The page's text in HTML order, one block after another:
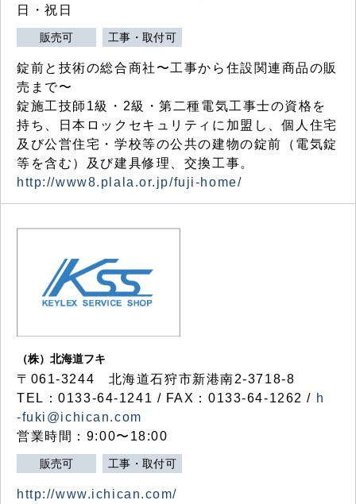
日・祝日
販売可 工事・取付可
錠前と技術の総合商社〜工事から住設関連商品の販
売まで〜
錠施工技師1級・2級・第二種電気工事士の資格を
持ち、日本ロックセキュリティに加盟し、個人住宅
及び公営住宅・学校等の公共の建物の錠前（電気錠
等を含む）及び建具修理、交換工事。
http://www8.plala.or.jp/fuji-home/
（株）北海道フキ
〒061-3244 北海道石狩市新港南2-3718-8
TEL：0133-64-1241 / FAX：0133-64-1262 / h
-fuki@ichican.com
営業時間：9:00〜18:00
販売可 工事・取付可
http://www.ichican.com/